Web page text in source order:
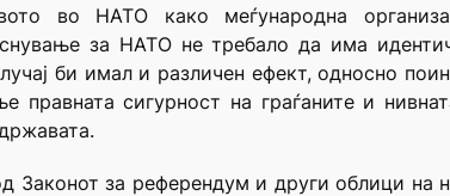
во НАТО како меѓународна
за НАТО не требало да има
би имал и различен ефект, односно
правната сигурност на граѓаните и
Законот за референдум и други облици на